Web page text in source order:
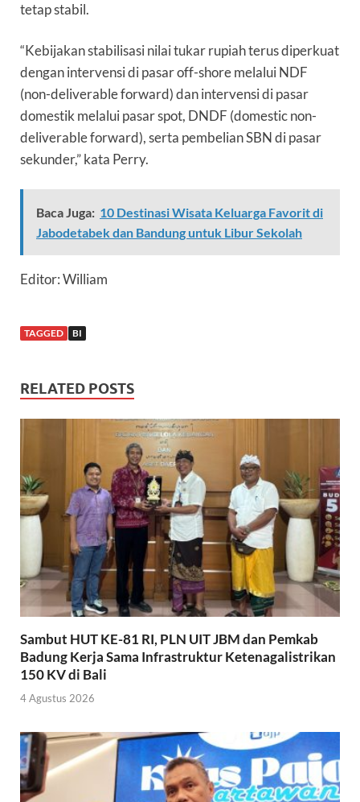
tetap stabil.
“Kebijakan stabilisasi nilai tukar rupiah terus diperkuat
dengan intervensi di pasaroff-shoremelalui NDF
(non-deliverable forward) dan intervensi di pasar
domestik melalui pasar spot, DNDF (domestic non-
deliverable forward), serta pembelian SBN di pasar
sekunder,” kata Perry.
Baca Juga: 10 Destinasi Wisata Keluarga Favorit di
Jabodetabek dan Bandung untuk Libur Sekolah
Editor: William
TAGGED BI
RELATED POSTS
Sambut HUT KE-81 RI, PLN UIT JBM dan Pemkab
Badung Kerja Sama Infrastruktur Ketenagalistrikan
150 KV di Bali
4 Agustus 2026